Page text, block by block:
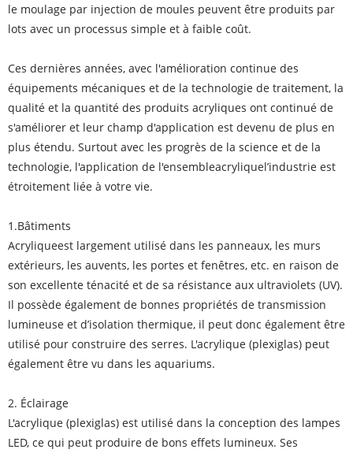
le moulage par injection de moules peuvent être produits par
lots avec un processus simple et à faible coût.
Ces dernières années, avec l'amélioration continue des
équipements mécaniques et de la technologie de traitement, la
qualité et la quantité des produits acryliques ont continué de
s'améliorer et leur champ d'application est devenu de plus en
plus étendu. Surtout avec les progrès de la science et de la
technologie, l'application de l'ensembleacryliquel’industrie est
étroitement liée à votre vie.
1.Bâtiments
Acryliqueest largement utilisé dans les panneaux, les murs
extérieurs, les auvents, les portes et fenêtres, etc. en raison de
son excellente ténacité et de sa résistance aux ultraviolets (UV).
Il possède également de bonnes propriétés de transmission
lumineuse et d’isolation thermique, il peut donc également être
utilisé pour construire des serres. L'acrylique (plexiglas) peut
également être vu dans les aquariums.
2. Éclairage
L'acrylique (plexiglas) est utilisé dans la conception des lampes
LED, ce qui peut produire de bons effets lumineux. Ses